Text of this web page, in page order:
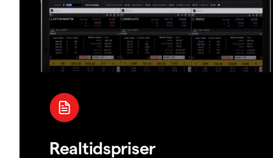
Realtidspriser